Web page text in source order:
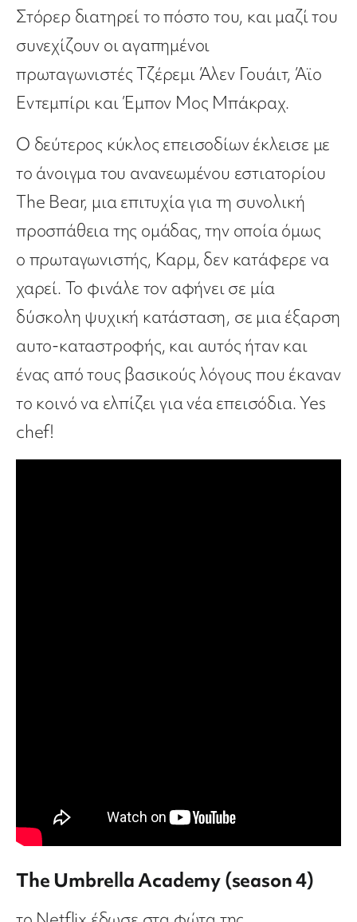
Στόρερ διατηρεί το πόστο του, και μαζί του
συνεχίζουν οι αγαπημένοι
πρωταγωνιστές Τζέρεμι Άλεν Γουάιτ, Άϊο
Εντεμπίρι και Έμπον Μος Μπάκραχ.
Ο δεύτερος κύκλος επεισοδίων έκλεισε με
το άνοιγμα του ανανεωμένου εστιατορίου
The Bear, μια επιτυχία για τη συνολική
προσπάθεια της ομάδας, την οποία όμως
ο πρωταγωνιστής, Καρμ, δεν κατάφερε να
χαρεί. Το φινάλε τον αφήνει σε μία
δύσκολη ψυχική κατάσταση, σε μια έξαρση
αυτο-καταστροφής, και αυτός ήταν και
ένας από τους βασικούς λόγους που έκαναν
το κοινό να ελπίζει για νέα επεισόδια. Yes
chef!
The Umbrella Academy (season 4)